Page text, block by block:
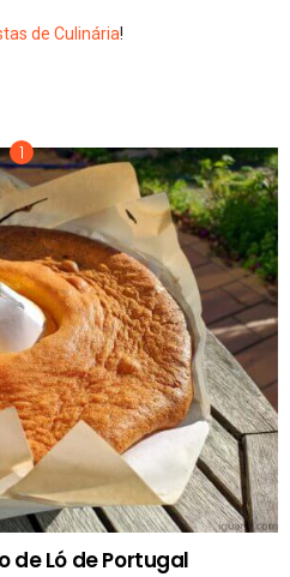
de Culinária!
de Ló de Portugal